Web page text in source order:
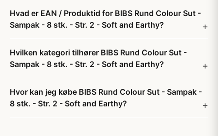
Hvad er EAN / Produktid for BIBS Rund Colour Sut -
Sampak - 8 stk. - Str. 2 - Soft and Earthy?
Hvilken kategori tilhører BIBS Rund Colour Sut -
Sampak - 8 stk. - Str. 2 - Soft and Earthy?
Hvor kan jeg købe BIBS Rund Colour Sut - Sampak -
8 stk. - Str. 2 - Soft and Earthy?